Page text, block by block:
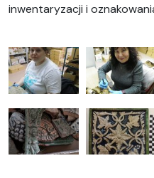
inwentaryzacji i